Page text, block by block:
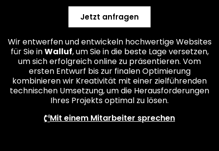
Jetzt anfragen
Wir entwerfen und entwickeln hochwertige Websites
für Sie inWalluf, um Sie in die beste Lage versetzen,
um sich erfolgreich online zu präsentieren. Vom
ersten Entwurf bis zur finalen Optimierung
kombinieren wir Kreativität mit einer zielführenden
technischen Umsetzung, um die Herausforderungen
Ihres Projekts optimal zu lösen.
Mit einem Mitarbeiter sprechen